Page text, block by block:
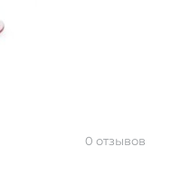
0 отзывов